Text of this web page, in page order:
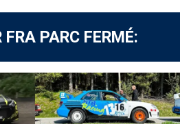
FRA PARC FERMÉ: